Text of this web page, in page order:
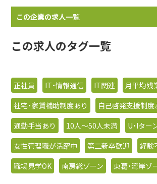
この企業の求人一覧
この求人のタグ一覧
正社員 IT・情報通信 IT関連
月平均残
社宅・家賃補助制度あり
自己啓発支援制度
通勤手当あり
10人〜50人未満
U・Iター
女性管理職が活躍中
第二新卒歓迎
経験
職場見学OK
南房総ゾーン 東葛・湾岸ゾ